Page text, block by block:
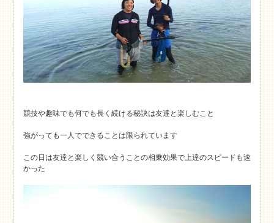
競技や趣味でも何でも長く続ける秘訣は友達と楽しむこと
強がっても一人でできることは限られています
この日は友達と楽しく競い合うことの相乗効果で上達のスピードも速
かった